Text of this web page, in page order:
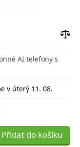
AI telefony s
v úterý 11. 08.
Přidat do košíku